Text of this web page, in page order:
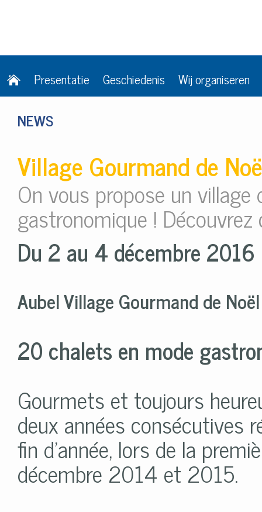
Presentatie Geschiedenis Wij organiseren
NEWS
Village Gourmand de
On vous propose un
gastronomique !
Du 2 au 4 décembre 2016
Aubel Village Gourmand de Noël
20 chalets en mode
Gourmets et toujours
deux années consécutives
fin d’année, lors de la
décembre 2014 et 2015.